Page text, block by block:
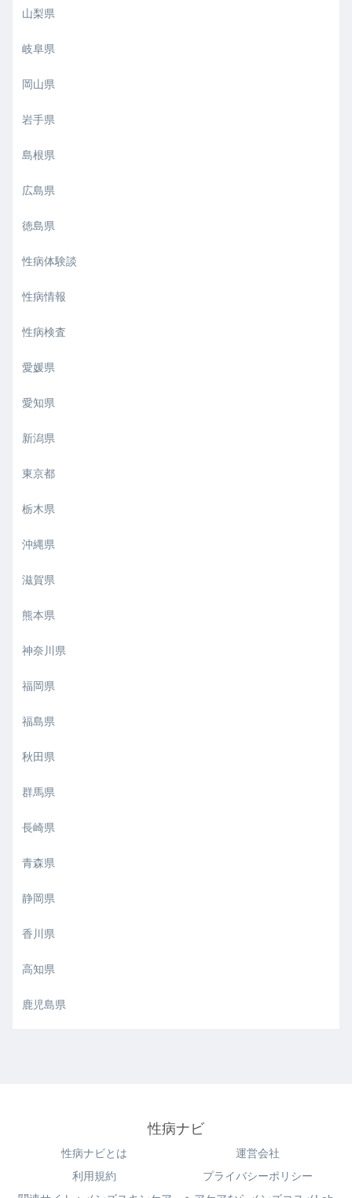
山梨県
岐阜県
岡山県
岩手県
島根県
広島県
徳島県
性病体験談
性病情報
性病検査
愛媛県
愛知県
新潟県
東京都
栃木県
沖縄県
滋賀県
熊本県
神奈川県
福岡県
福島県
秋田県
群馬県
長崎県
青森県
静岡県
香川県
高知県
鹿児島県
性病ナビ
性病ナビとは
運営会社
利用規約
プライバシーポリシー